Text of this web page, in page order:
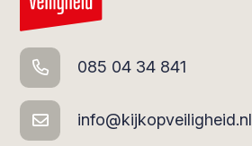
085 04 34 841
info@kijkopveiligheid.nl